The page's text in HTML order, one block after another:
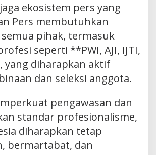
ekosistem pers yang
Pers membutuhkan
pihak, termasuk
seperti **PWI, AJI, IJTI,
yang diharapkan aktif
dan seleksi anggota.
pengawasan dan
standar profesionalisme,
diharapkan tetap
bermartabat, dan